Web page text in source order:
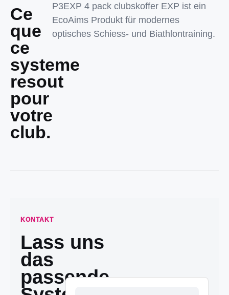
Ce
que
ce
systeme
resout
pour
votre
club.
P3EXP 4 pack clubskoffer EXP ist ein
EcoAims Produkt für modernes
optisches Schiess- und Biathlontraining.
KONTAKT
Lass uns
das
passende